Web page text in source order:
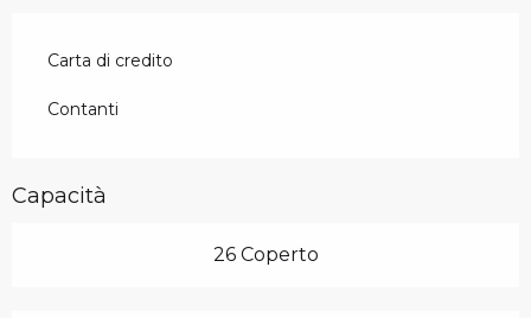
Carta di credito
Contanti
Capacità
26 Coperto